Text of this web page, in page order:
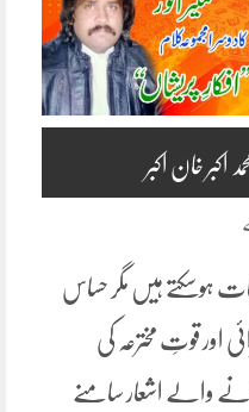
اکبر خان اکبر
ہوسکتے ہیں مگر حساس
اور قوتِ مخترعہ کی
والے اشعار سامنے